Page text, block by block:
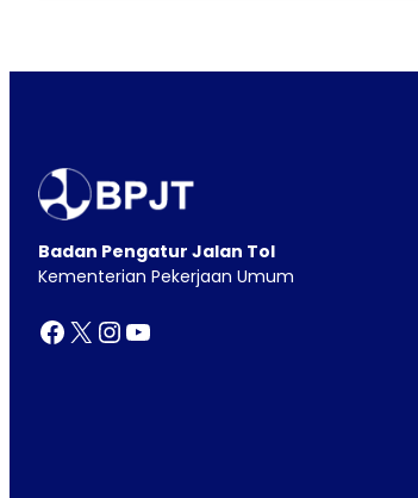
Badan Pengatur Jalan Tol
Kementerian Pekerjaan Umum
Facebook X InstagramYouTube